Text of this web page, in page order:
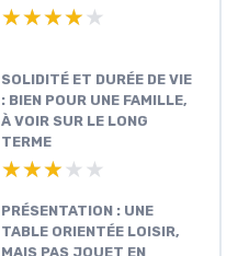
★★★★★
★★★★★
SOLIDITÉ ET DURÉE DE VIE
: BIEN POUR UNE FAMILLE,
À VOIR SUR LE LONG
TERME
★★★★★
★★★★★
PRÉSENTATION : UNE
TABLE ORIENTÉE LOISIR,
MAIS PAS JOUET EN